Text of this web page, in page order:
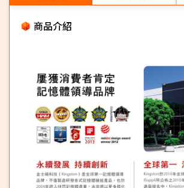
商品介紹